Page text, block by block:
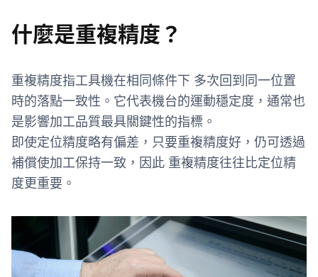
什麼是重複精度？
重複精度指工具機在相同條件下 多次回到同一位置
時的落點一致性。它代表機台的運動穩定度，通常也
是影響加工品質最具關鍵性的指標。
即使定位精度略有偏差，只要重複精度好，仍可透過
補償使加工保持一致，因此 重複精度往往比定位精
度更重要。